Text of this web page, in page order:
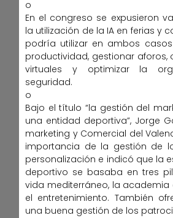
o
En el congreso se expusieron
la utilización de la IA en ferias y
podría utilizar en ambos
productividad, gestionar aforos,
virtuales y optimizar la
seguridad.
o
Bajo el título “la gestión del
una entidad deportiva”, Jorge
marketing y Comercial del
importancia de la gestión de
personalización e indicó que la
deportivo se basaba en tres
vida mediterráneo, la
el entretenimiento. También
una buena gestión de los